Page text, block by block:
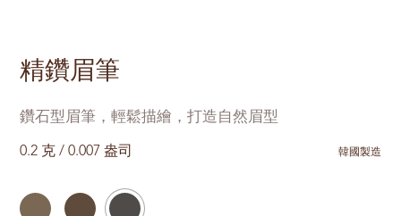
精鑽眉筆
鑽石型眉筆，輕鬆描繪，打造自然眉型
0.2 克 / 0.007 盎司 韓國製造